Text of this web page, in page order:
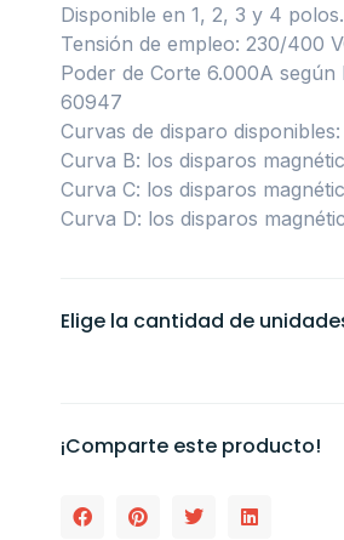
Disponible en 1, 2, 3 y 4 polos.
Tensión de empleo: 230/400
Poder de Corte 6.000A
60947
Curvas de disparo disponibles:
Curva B: los disparos
Curva C: los disparos
Curva D: los disparos
Elige la cantidad de
¡Comparte este producto!